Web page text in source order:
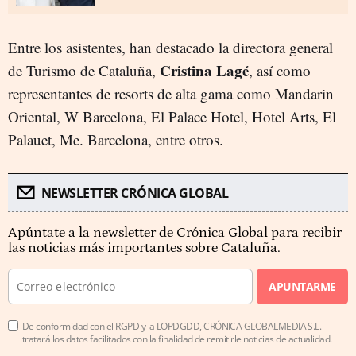
Entre los asistentes, han destacado la directora general
de Turismo de Cataluña, Cristina Lagé, así como
representantes de resorts de alta gama como Mandarin
Oriental, W Barcelona, El Palace Hotel, Hotel Arts, El
Palauet, Me. Barcelona, entre otros.
NEWSLETTER CRÓNICA GLOBAL
Apúntate a la newsletter de Crónica Global para recibir
las noticias más importantes sobre Cataluña.
APUNTARME
De conformidad con el RGPD y la LOPDGDD, CRÓNICA GLOBALMEDIA S.L.
tratará los datos facilitados con la finalidad de remitirle noticias de actualidad.